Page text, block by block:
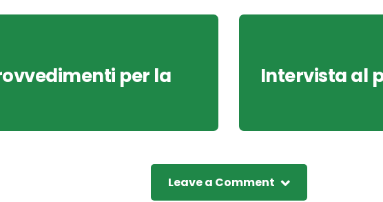
per la
Intervista al
Leave a Comment